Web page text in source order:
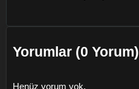
Yorumlar (0 Yorum)
Henüz yorum yok.